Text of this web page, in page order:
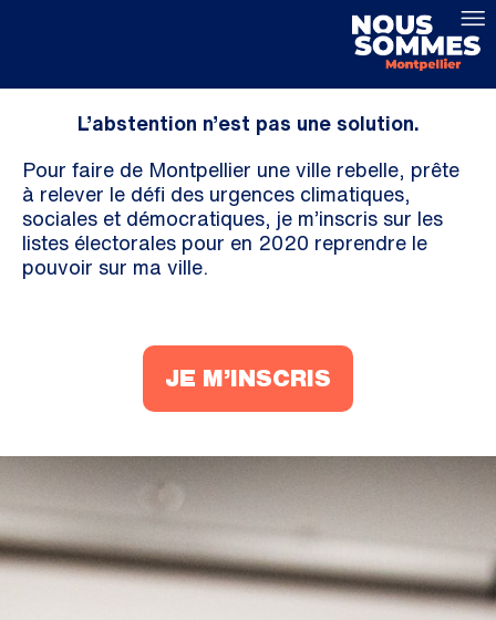
L’abstention n’est pas une solution.
Pour faire de Montpellier une ville rebelle, prête
à relever le défi des urgences climatiques,
sociales et démocratiques, je m’inscris sur les
listes électorales pour en 2020 reprendre le
pouvoir sur ma ville.
JE M’INSCRIS